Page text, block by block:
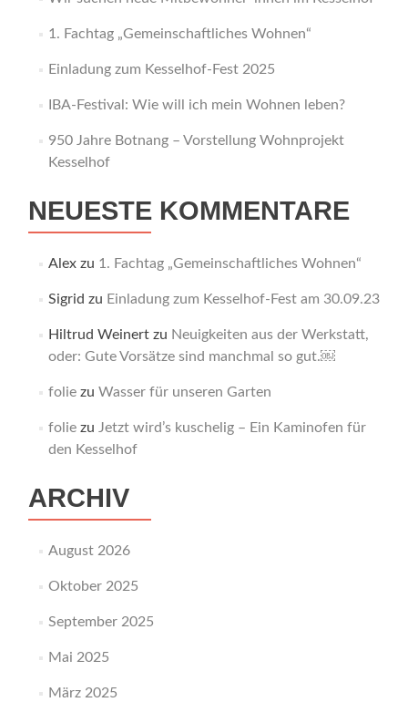
1. Fachtag „Gemeinschaftliches Wohnen“
Einladung zum Kesselhof-Fest 2025
IBA-Festival: Wie will ich mein Wohnen leben?
950 Jahre Botnang – Vorstellung Wohnprojekt
Kesselhof
NEUESTE KOMMENTARE
Alexzu 1. Fachtag „Gemeinschaftliches Wohnen“
Sigrid zu Einladung zum Kesselhof-Fest am 30.09.23
Hiltrud Weinertzu Neuigkeiten aus der Werkstatt,
oder: Gute Vorsätze sind manchmal so gut.￼
foliezu Wasser für unseren Garten
foliezu Jetzt wird’s kuschelig – Ein Kaminofen für
den Kesselhof
ARCHIV
August 2026
Oktober 2025
September 2025
Mai 2025
März 2025